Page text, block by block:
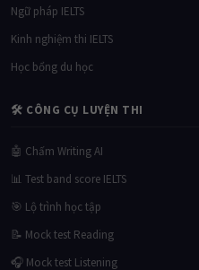
Ngữ pháp IELTS
Kinh nghiệm thi IELTS
Học bổng du học
🛠 CÔNG CỤ LUYỆN THI
🤖 Chấm Writing AI
📊 Test band score IELTS
🎯 Lộ trình học tập
📝 Mock test Reading
🎧 Mock test Listening